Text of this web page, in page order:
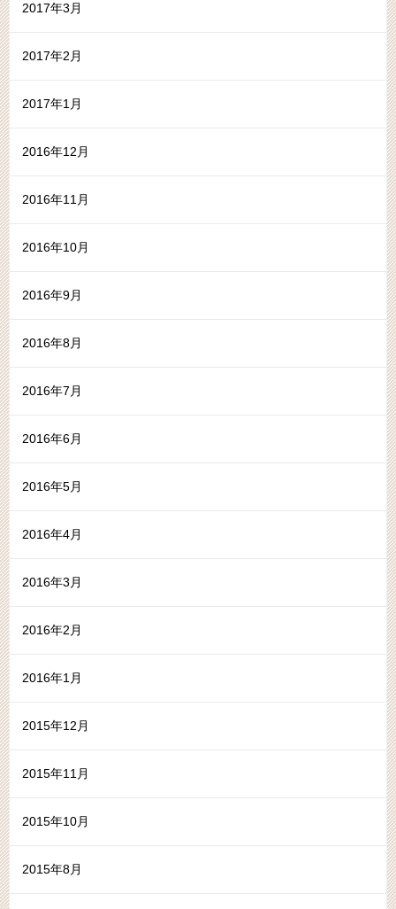
2017年3月
2017年2月
2017年1月
2016年12月
2016年11月
2016年10月
2016年9月
2016年8月
2016年7月
2016年6月
2016年5月
2016年4月
2016年3月
2016年2月
2016年1月
2015年12月
2015年11月
2015年10月
2015年8月